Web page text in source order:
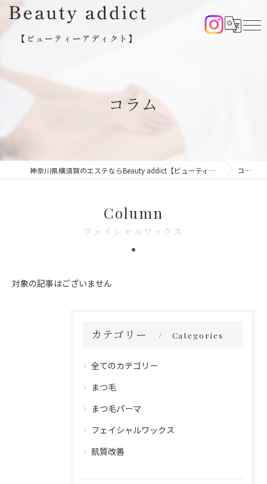
コラム
神奈川県横須賀のエステならBeauty addict【ビューティーアディクト】 コラム
Column
フェイシャルワックス
対象の記事はございません
カテゴリー Categories
全てのカテゴリー
まつ毛
まつ毛パーマ
フェイシャルワックス
肌質改善